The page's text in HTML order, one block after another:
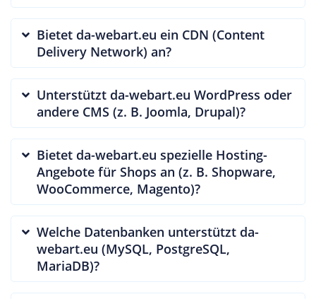
Bietet da-webart.eu ein CDN (Content
Delivery Network) an?
Unterstützt da-webart.eu WordPress oder
andere CMS (z. B. Joomla, Drupal)?
Bietet da-webart.eu spezielle Hosting-
Angebote für Shops an (z. B. Shopware,
WooCommerce, Magento)?
Welche Datenbanken unterstützt da-
webart.eu (MySQL, PostgreSQL,
MariaDB)?